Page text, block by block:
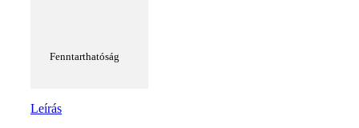
Fenntarthatóság
Leírás